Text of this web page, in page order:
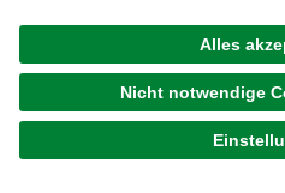
Wie verarbeitest Du
Du benötigst nur wenige
Estrich aus Beton
einemMörtelkasten oder